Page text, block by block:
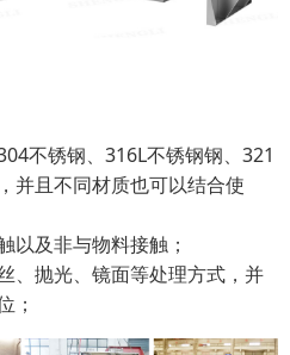
不锈钢、316L不锈钢钢、321
并且不同材质也可以结合使
以及非与物料接触；
、抛光、镜面等处理方式，并
；